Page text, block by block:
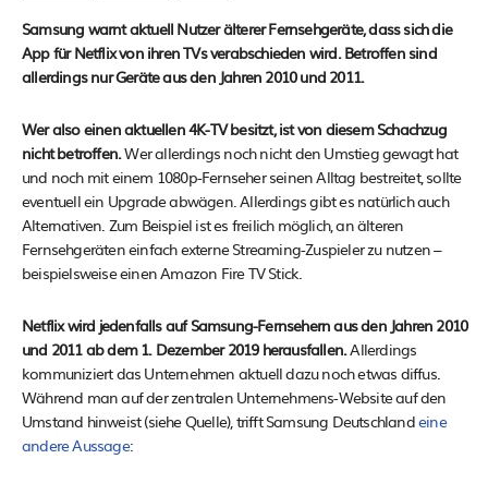
Samsung warnt aktuell Nutzer älterer Fernsehgeräte, dass sich die
App für Netflix von ihren TVs verabschieden wird. Betroffen sind
allerdings nur Geräte aus den Jahren 2010 und 2011.
Wer also einen aktuellen 4K-TV besitzt, ist von diesem Schachzug
nicht betroffen.Wer allerdings noch nicht den Umstieg gewagt hat
und noch mit einem 1080p-Fernseher seinen Alltag bestreitet, sollte
eventuell ein Upgrade abwägen. Allerdings gibt es natürlich auch
Alternativen. Zum Beispiel ist es freilich möglich, an älteren
Fernsehgeräten einfach externe Streaming-Zuspieler zu nutzen –
beispielsweise einen Amazon Fire TV Stick.
Netflix wird jedenfalls auf Samsung-Fernsehern aus den Jahren 2010
und 2011 ab dem 1. Dezember 2019 herausfallen.Allerdings
kommuniziert das Unternehmen aktuell dazu noch etwas diffus.
Während man auf der zentralen Unternehmens-Website auf den
Umstand hinweist (siehe Quelle), trifft Samsung Deutschlandeine
andere Aussage: